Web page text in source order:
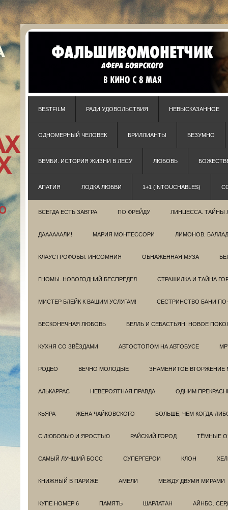
BESTFILM РАДИ УДОВОЛЬСТВИЯ НЕВЫСКАЗАННОЕ
ОДНОМЕРНЫЙ ЧЕЛОВЕК БРИЛЛИАНТЫ БЕЗУМНО
БЕМБИ. ИСТОРИЯ ЖИЗНИ В ЛЕСУ ЛЮБОВЬ
АПАТИЯ ЛОДКА ЛЮБВИ 1+1 (INTOUCHABLES)
ВСЕГДА ЕСТЬ ЗАВТРА ПО ФРЕЙДУ ЛИНЦЕССА. ТАЙНЫ
ДААААААЛИ! МАРИЯ МОНТЕССОРИ ЛИМОНОВ.
КЛАУСТРОФОБЫ: ИНСОМНИЯ ОБНАЖЕННАЯ МУЗА
ГНОМЫ. НОВОГОДНИЙ БЕСПРЕДЕЛ СТРАШИЛКА И ТАЙНА
МИСТЕР БЛЕЙК К ВАШИМ УСЛУГАМ! СЕСТРИНСТВО БАНИ
БЕСКОНЕЧНАЯ ЛЮБОВЬ БЕЛЛЬ И СЕБАСТЬЯН: НОВОЕ
КУХНЯ СО ЗВЁЗДАМИ АВТОСТОПОМ НА АВТОБУСЕ
РОДЕО ВЕЧНО МОЛОДЫЕ ЗНАМЕНИТОЕ ВТОРЖЕНИЕ
АЛЬКАРРАС НЕВЕРОЯТНАЯ ПРАВДА ОДНИМ
КЬЯРА ЖЕНА ЧАЙКОВСКОГО БОЛЬШЕ, ЧЕМ КОГДА-
С ЛЮБОВЬЮ И ЯРОСТЬЮ РАЙСКИЙ ГОРОД ТЁМНЫЕ
САМЫЙ ЛУЧШИЙ БОСС СУПЕРГЕРОИ КЛОН
КНИЖНЫЙ В ПАРИЖЕ АМЕЛИ МЕЖДУ ДВУМЯ МИРАМИ
КУПЕ НОМЕР 6 ПАМЯТЬ ШАРЛАТАН АЙНБО.